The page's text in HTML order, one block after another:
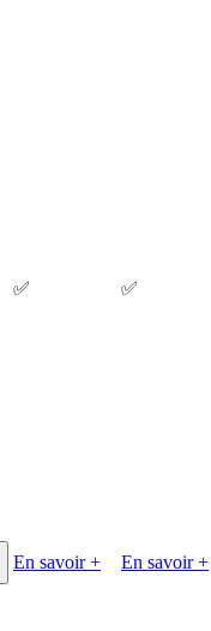
✅ ✅
En savoir + En savoir +